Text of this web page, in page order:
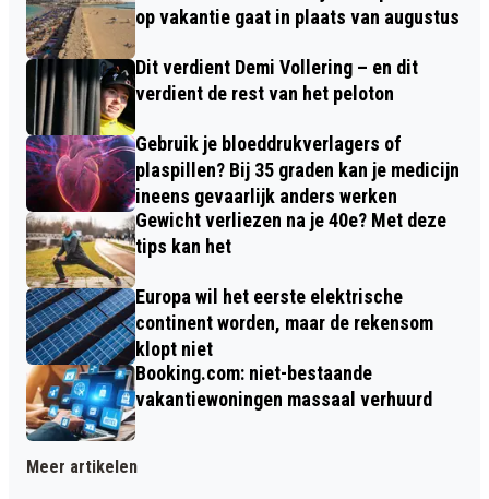
op vakantie gaat in plaats van augustus
Dit verdient Demi Vollering – en dit
verdient de rest van het peloton
Gebruik je bloeddrukverlagers of
plaspillen? Bij 35 graden kan je medicijn
ineens gevaarlijk anders werken
Gewicht verliezen na je 40e? Met deze
tips kan het
Europa wil het eerste elektrische
continent worden, maar de rekensom
klopt niet
Booking.com: niet-bestaande
vakantiewoningen massaal verhuurd
Meer artikelen